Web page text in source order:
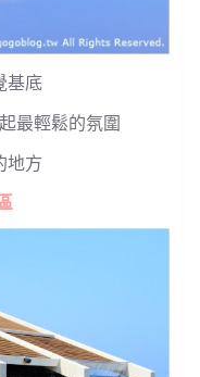
基底
最輕鬆的氛圍
地方